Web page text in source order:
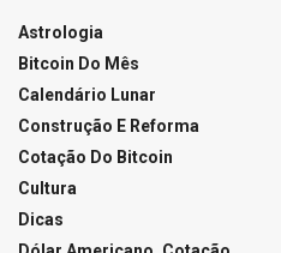
Astrologia
Bitcoin Do Mês
Calendário Lunar
Construção E Reforma
Cotação Do Bitcoin
Cultura
Dicas